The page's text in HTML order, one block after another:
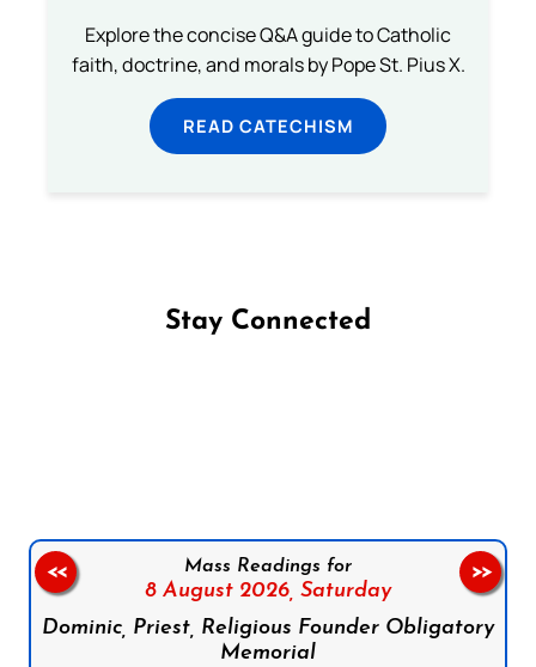
Explore the concise Q&A guide to Catholic
faith, doctrine, and morals by Pope St. Pius X.
READ CATECHISM
Stay Connected
Mass Readings for
8 August 2026, Saturday
Dominic, Priest, Religious Founder Obligatory
Memorial
<< >>